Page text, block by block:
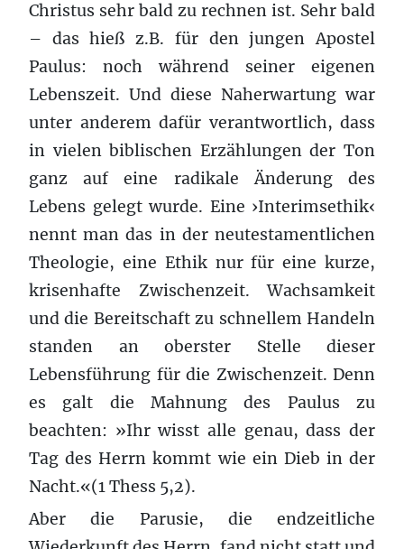
Christus sehr bald zu rechnen ist. Sehr bald
– das hieß z.B. für den jungen Apostel
Paulus: noch während seiner eigenen
Lebenszeit. Und diese Naherwartung war
unter anderem dafür verantwortlich, dass
in vielen biblischen Erzählungen der Ton
ganz auf eine radikale Änderung des
Lebens gelegt wurde. Eine ›Interimsethik‹
nennt man das in der neutestamentlichen
Theologie, eine Ethik nur für eine kurze,
krisenhafte Zwischenzeit. Wachsamkeit
und die Bereitschaft zu schnellem Handeln
standen an oberster Stelle dieser
Lebensführung für die Zwischenzeit. Denn
es galt die Mahnung des Paulus zu
beachten: »Ihr wisst alle genau, dass der
Tag des Herrn kommt wie ein Dieb in der
Nacht.«(1 Thess 5,2).
Aber die Parusie, die endzeitliche